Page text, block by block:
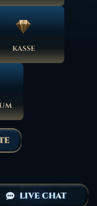
KASSE
LIVE CHAT